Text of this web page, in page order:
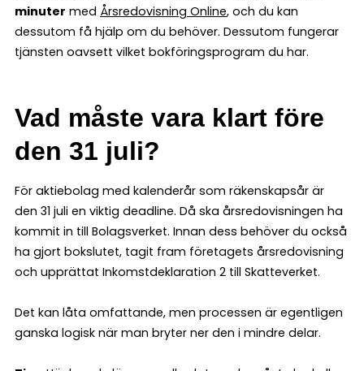
minuter med Årsredovisning Online, och du kan
dessutom få hjälp om du behöver. Dessutom fungerar
tjänsten oavsett vilket bokföringsprogram du har.
Vad måste vara klart före
den 31 juli?
För aktiebolag med kalenderår som räkenskapsår är
den 31 juli en viktig deadline. Då ska årsredovisningen ha
kommit in till Bolagsverket. Innan dess behöver du också
ha gjort bokslutet, tagit fram företagets årsredovisning
och upprättat Inkomstdeklaration 2 till Skatteverket.
Det kan låta omfattande, men processen är egentligen
ganska logisk när man bryter ner den i mindre delar.